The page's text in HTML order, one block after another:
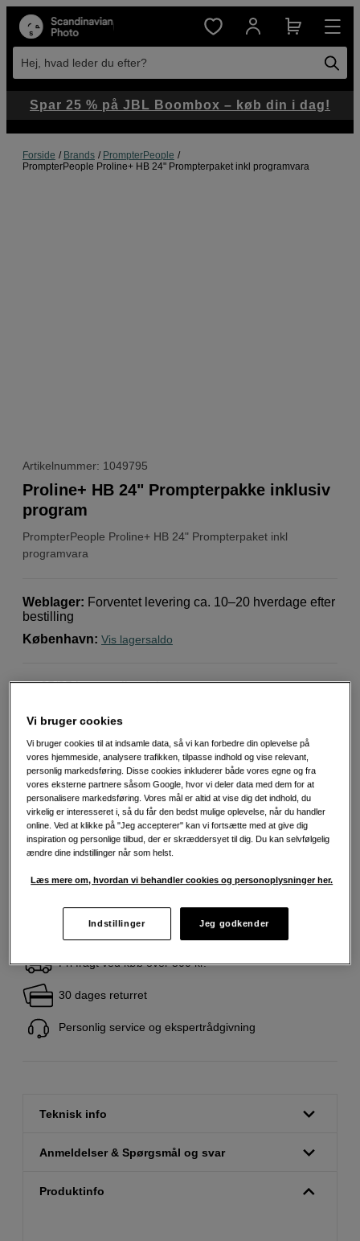
Hej, hvad leder du efter?
Forside Brands
PrompterPeople
PrompterPeople Proline+ HB 24" Prompterpaket inkl programvara
Artikelnummer: 1049795
PrompterPeople Proline+ HB 24" Prompterpaket inkl
programvara
Proline+ HB 24" Prompterpakke inklusiv
program
Weblager: Forventet levering ca. 10–20 hverdage efter
bestilling
København: Vis lagersaldo
65/35 beamsplitter glas
Mere information
39.695 DKK
Antal
Læg i indkøbskurv
Fri fragt ved køb over 500 kr.
30 dages returret
Personlig service og ekspertrådgivning
Teknisk info
Anmeldelser & Spørgsmål og svar
Produktinfo
Spar 25 % på JBL Boombox – køb din i dag!
Vi bruger cookies
Vi bruger cookies til at indsamle data, så vi kan forbedre din oplevelse på
vores hjemmeside, analysere trafikken, tilpasse indhold og vise relevant,
personlig markedsføring. Disse cookies inkluderer både vores egne og fra
vores eksterne partnere såsom Google, hvor vi deler data med dem for at
personalisere markedsføring. Vores mål er altid at vise dig det indhold, du
virkelig er interesseret i, så du får den bedst mulige oplevelse, når du handler
online. Ved at klikke på "Jeg accepterer" kan vi fortsætte med at give dig
inspiration og personlige tilbud, der er skræddersyet til dig. Du kan selvfølgelig
ændre dine indstillinger når som helst.
Læs mere om, hvordan vi behandler cookies og personoplysninger her.
Indstillinger Jeg godkender